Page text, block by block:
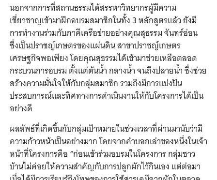
นอกจากการที่สถานธรรมได้สรรหาวิทยากรผู้มีความ
เชี่ยวชาญเข้ามาฝึกอบรมสมาชิกในทั้ง 3 หลักสูตรแล้ว ยังมี
การทำงานร่วมกับภาคีเครือข่ายอย่างคุณสุธรรม จันทร์อ่อน
ซึ่งเป็นปราชญ์เกษตรของแผ่นดิน สาขาปราชญ์เกษตร
เศรษฐกิจพอเพียง โดยคุณสุธรรมได้เข้ามาช่วยเหลือตลอด
กระบวนการอบรม ตั้งแต่ต้นน้ำ กลางน้ำ จนถึงปลายน้ำ ซึ่งช่วย
สร้างความมั่นใจให้กับกลุ่มสมาชิก รวมถึงมีการแบ่งปัน
ประสบการณ์และทิศทางการดำเนินงานให้กับโครงการได้เป็น
อย่างดี
ผลลัพธ์ที่เกิดขึ้นกับกลุ่มเป้าหมายในช่วงเวลาที่ผ่านมานับว่ามี
ความก้าวหน้าเป็นอย่างมาก โดยจากคำบอกเล่าของหนึ่งในเจ้า
หน้าที่โครงการคือ “ก่อนเข้าร่วมอบรมในโครงการ กลุ่มชาว
บ้านไม่ค่อยให้ความสำคัญกับการปลูกผักไว้กินเอง แต่ต่อมา